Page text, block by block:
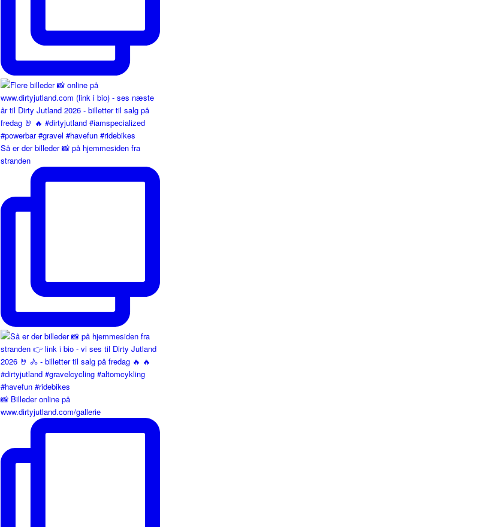
Så er der billeder 📸 på hjemmesiden fra
stranden
📸 Billeder online på
www.dirtyjutland.com/gallerie